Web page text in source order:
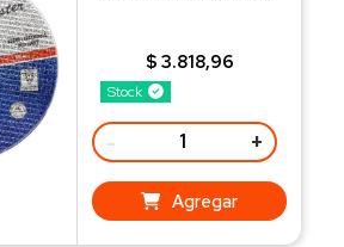
Stock
$ 3.818,96
- +
Agregar